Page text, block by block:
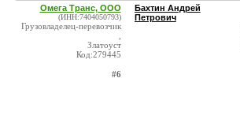
Омега Транс, ООО
(ИНН:7404050793)
Грузовладелец-перевозчик
Златоуст
Код:279445
#6
Бахтин Андрей
Петрович